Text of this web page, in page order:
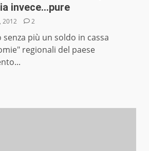
invece…pure
2012 2
più un soldo in cassa
regionali del paese